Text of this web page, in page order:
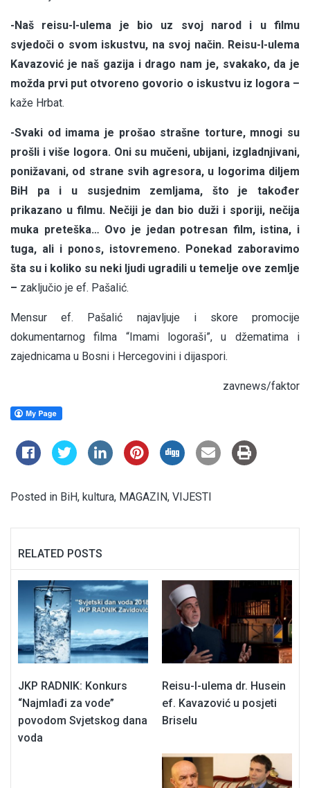
-Naš reisu-l-ulema je bio uz svoj narod i u filmu
svjedoči o svom iskustvu, na svoj način. Reisu-l-ulema
Kavazović je naš gazija i drago nam je, svakako, da je
možda prvi put otvoreno govorio o iskustvu iz logora –
kaže Hrbat.
-Svaki od imama je prošao strašne torture, mnogi su
prošli i više logora. Oni su mučeni, ubijani, izgladnjivani,
ponižavani, od strane svih agresora, u logorima diljem
BiH pa i u susjednim zemljama, što je također
prikazano u filmu. Nečiji je dan bio duži i sporiji, nečija
muka preteška… Ovo je jedan potresan film, istina, i
tuga, ali i ponos, istovremeno. Ponekad zaboravimo
šta su i koliko su neki ljudi ugradili u temelje ove zemlje
– zaključio je ef. Pašalić.
Mensur ef. Pašalić najavljuje i skore promocije
dokumentarnog filma “Imami logoraši”, u džematima i
zajednicama u Bosni i Hercegovini i dijaspori.
zavnews/faktor
Posted in BiH, kultura, MAGAZIN, VIJESTI
RELATED POSTS
JKP RADNIK: Konkurs
“Najmlađi za vode”
povodom Svjetskog dana
voda
Reisu-l-ulema dr. Husein
ef. Kavazović u posjeti
Briselu